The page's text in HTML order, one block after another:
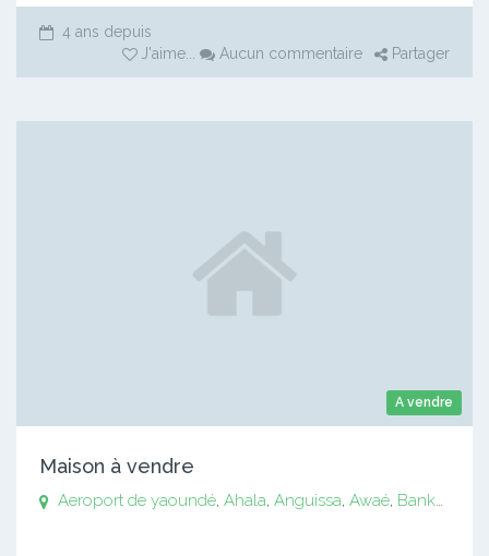
4 ans depuis
J'aime ... Aucun commentaire Partager
A vendre
Maison à vendre
Aeroport de yaoundé, Ahala, Anguissa, Awaé, Bankomo